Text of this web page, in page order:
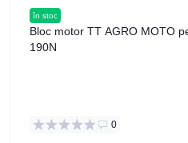
în stoc
Bloc motor TT AGRO MOTO
190N
0